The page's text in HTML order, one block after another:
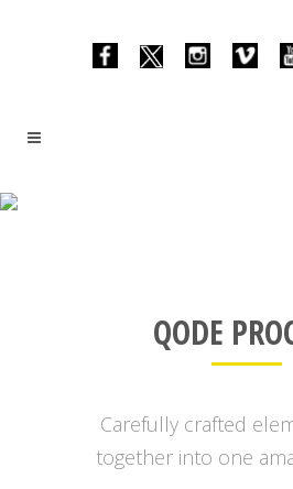
QODE
Carefully crafted
together into one